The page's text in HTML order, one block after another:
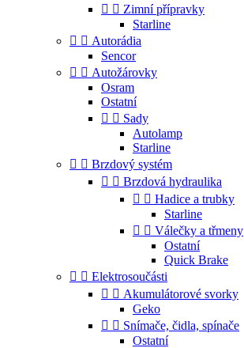
  Zimní přípravky
Starline
  Autorádia
Sencor
  Autožárovky
Osram
Ostatní
  Sady
Autolamp
Starline
  Brzdový systém
  Brzdová hydraulika
  Hadice a trubky
Starline
  Válečky a třmeny
Ostatní
Quick Brake
  Elektrosoučásti
  Akumulátorové svorky
Geko
  Snímače, čidla, spínače
Ostatní